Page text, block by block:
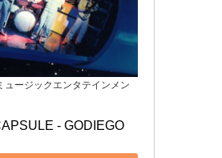
ュージックエンタテインメン
- GODIEGO